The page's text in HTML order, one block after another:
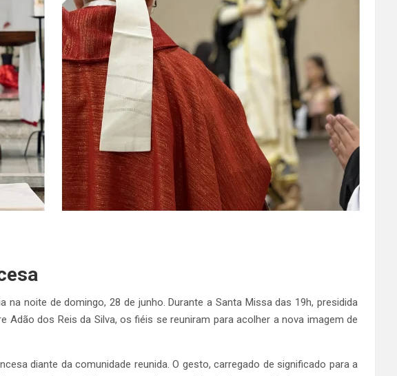
noite de domingo, 28 de junho. Durante a Santa Missa das 19h, presidida
dos Reis da Silva, os fiéis se reuniram para acolher a nova imagem de
diante da comunidade reunida. O gesto, carregado de significado para a